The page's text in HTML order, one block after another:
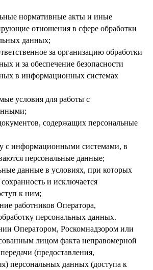
нормативные акты и иные
отношения в сфере обработки
данных;
за организацию обработки
и за обеспечение безопасности
в информационных системах
условия для работы с
содержащих персональные
с информационными системами, в
персональные данные;
данные в условиях, при которых
и исключается
к ним;
работников Оператора,
персональных данных.
Оператором, Роскомнадзором или
лицом факта неправомерной
(предоставления,
персональных данных (доступа к